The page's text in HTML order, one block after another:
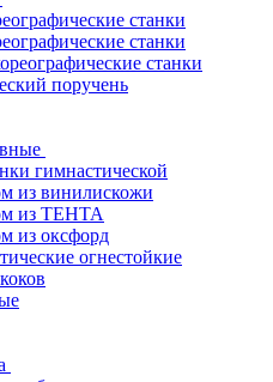
станки
станки
станки
поручень
гимнастической
из винилискожи
из ТЕНТА
из оксфорд
огнестойкие